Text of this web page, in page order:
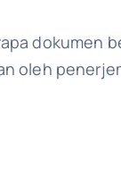
dokumen
oleh